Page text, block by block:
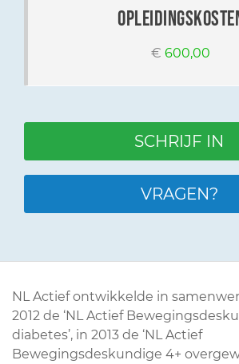
€ 600,00
SCHRIJF IN
VRAGEN?
NL Actief ontwikkelde in
2012 de ‘NL Actief
diabetes’, in 2013 de ‘NL Actief
Bewegingsdeskundige 4+